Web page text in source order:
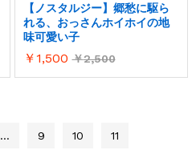
【ノスタルジー】郷愁に駆ら
れる、おっさんホイホイの地
味可愛い子
￥ 1,500 ￥2,500
… 9 10
11